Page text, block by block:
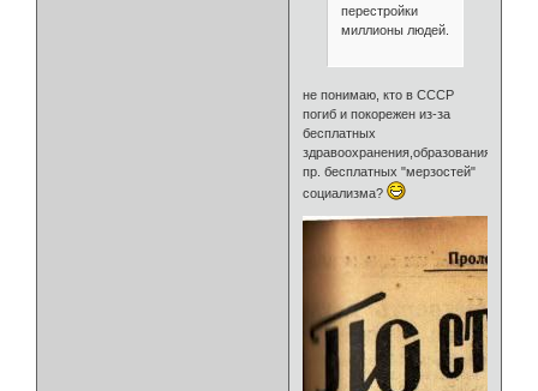
перестройки
миллионы людей.
не понимаю, кто в СССР
погиб и покорежен из-за
бесплатных
пр. бесплатных "мерзостей"
социализма?